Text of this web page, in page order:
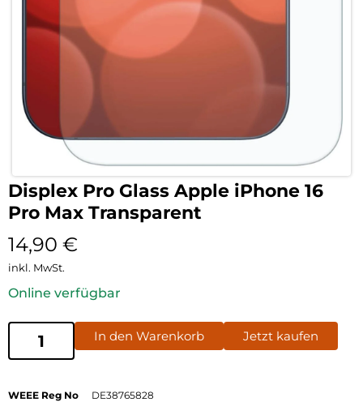
Displex Pro Glass Apple iPhone 16
Pro Max Transparent
14,90 €
inkl. MwSt.
Online verfügbar
In den Warenkorb Jetzt kaufen
WEEE Reg No
DE38765828